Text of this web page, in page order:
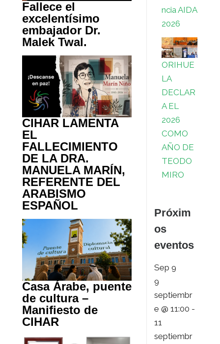
Fallece el
excelentísimo
embajador Dr.
Malek Twal.
CIHAR LAMENTA
EL
FALLECIMIENTO
DE LA DRA.
MANUELA MARÍN,
REFERENTE DEL
ARABISMO
ESPAÑOL
Casa Árabe, puente
de cultura –
Manifiesto de
CIHAR
ncia AIDA
2026
ORIHUE
LA
DECLAR
A EL
2026
COMO
AÑO DE
TEODO
MIRO
Próxim
os
eventos
Sep9
9
septiembr
e @ 11:00 -
11
septiembr